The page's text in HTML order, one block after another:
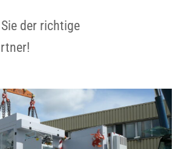
der richtige